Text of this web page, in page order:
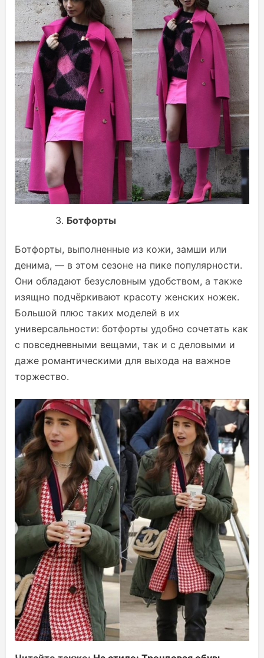
Ботфорты
Ботфорты, выполненные из кожи, замши или
денима, — в этом сезоне на пике популярности.
Они обладают безусловным удобством, а также
изящно подчёркивают красоту женских ножек.
Большой плюс таких моделей в их
универсальности: ботфорты удобно сочетать как
с повседневными вещами, так и с деловыми и
даже романтическими для выхода на важное
торжество.